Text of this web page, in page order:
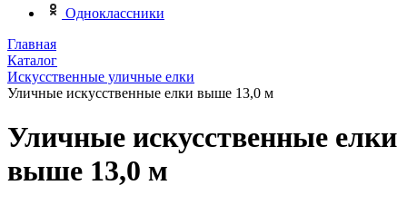
Одноклассники
Главная
Каталог
Искусственные уличные елки
Уличные искусственные елки выше 13,0 м
Уличные искусственные елки
выше 13,0 м